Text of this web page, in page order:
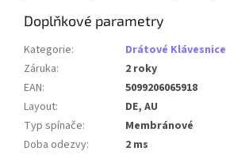
Doplňkové parametry
Kategorie:
Drátové Klávesnice
Záruka:
2 roky
EAN:
5099206065918
Layout:
DE, AU
Typ spínače:
Membránové
Doba odezvy:
2 ms